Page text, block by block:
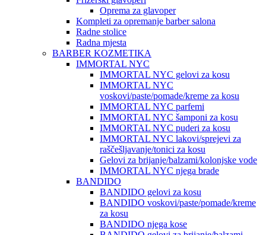
Oprema za glavoper
Kompleti za opremanje barber salona
Radne stolice
Radna mjesta
BARBER KOZMETIKA
IMMORTAL NYC
IMMORTAL NYC gelovi za kosu
IMMORTAL NYC
voskovi/paste/pomade/kreme za kosu
IMMORTAL NYC parfemi
IMMORTAL NYC šamponi za kosu
IMMORTAL NYC puderi za kosu
IMMORTAL NYC lakovi/sprejevi za
raščešljavanje/tonici za kosu
Gelovi za brijanje/balzami/kolonjske vode
IMMORTAL NYC njega brade
BANDIDO
BANDIDO gelovi za kosu
BANDIDO voskovi/paste/pomade/kreme
za kosu
BANDIDO njega kose